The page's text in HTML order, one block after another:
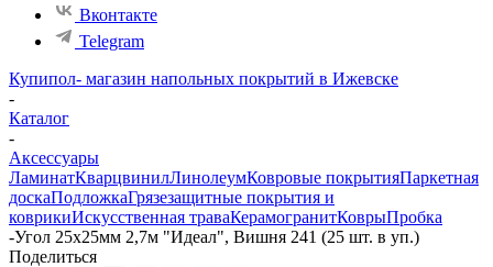
Вконтакте
Telegram
Купипол- магазин напольных покрытий в Ижевске
-
Каталог
-
Аксессуары
ЛаминатКварцвинилЛинолеумКовровые покрытияПаркетная
доскаПодложкаГрязезащитные покрытия и
коврикиИскусственная траваКерамогранитКоврыПробка
-Угол 25х25мм 2,7м "Идеал", Вишня 241 (25 шт. в уп.)
Поделиться